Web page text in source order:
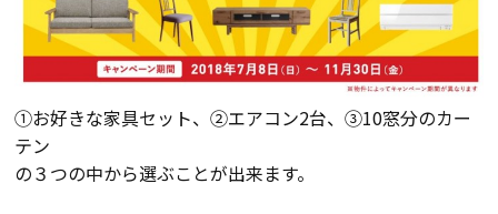
断熱・気密性能と快適性
長期優良住宅
ZEH
①お好きな家具セット、②エアコン2台、③10窓分のカー
テン
の３つの中から選ぶことが出来ます。